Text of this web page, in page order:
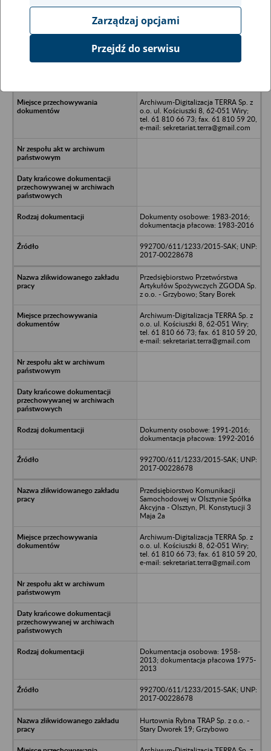
Ukryj wszystkie pozycje bazy
Przedsiębiorstwo Odzieżowe
Archiwum-Digitalizacja TERRA Sp. z
o.o. ul. Kościuszki 8, 62-051 Wiry;
tel. 61 810 66 73; fax. 61 810 59 20,
e-mail: sekretariat.terra@gmail.com
Dokumenty osobowe: 1983-2016;
dokumentacja płacowa: 1983-2016
992700/611/1233/2015-SAK; UNP:
2017-00228678
Przedsiębiorstwo Przetwórstwa
Artykułów Spożywczych ZGODA Sp.
z o.o. - Grzybowo; Stary Borek
Archiwum-Digitalizacja TERRA Sp. z
o.o. ul. Kościuszki 8, 62-051 Wiry;
tel. 61 810 66 73; fax. 61 810 59 20,
e-mail: sekretariat.terra@gmail.com
Dokumenty osobowe: 1991-2016;
dokumentacja płacowa: 1992-2016
992700/611/1233/2015-SAK; UNP:
2017-00228678
Przedsiębiorstwo Komunikacji
Samochodowej w Olsztynie Spółka
Akcyjna - Olsztyn, Pl. Konstytucji 3
Maja 2a
Archiwum-Digitalizacja TERRA Sp. z
o.o. ul. Kościuszki 8, 62-051 Wiry;
tel. 61 810 66 73; fax. 61 810 59 20,
e-mail: sekretariat.terra@gmail.com
Dokumentacja osobowa: 1958-
2013; dokumentacja płacowa 1975-
2013
992700/611/1233/2015-SAK; UNP:
2017-00228678
Hurtownia Rybna TRAP Sp. z o.o. -
Stary Dworek 19; Grzybowo
Zarządzaj opcjami
Przejdź do serwisu